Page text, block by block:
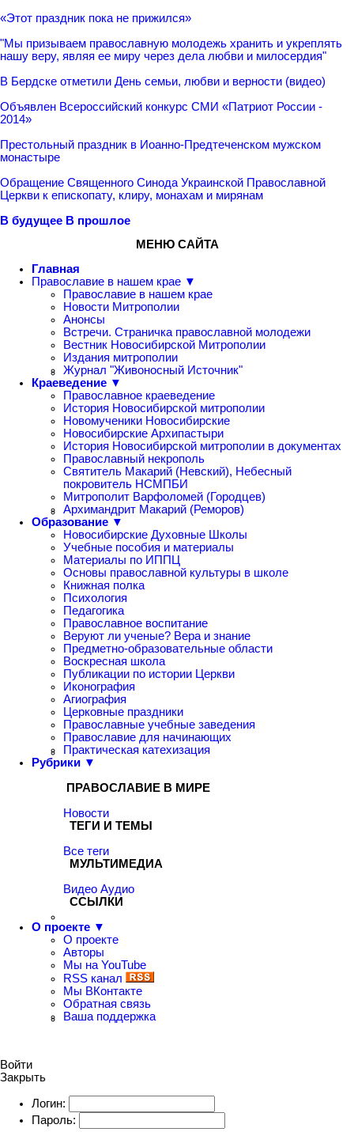
«Этот праздник пока не прижился»
"Мы призываем православную молодежь хранить и укреплять
нашу веру, являя ее миру через дела любви и милосердия"
В Бердске отметили День семьи, любви и верности (видео)
Объявлен Всероссийский конкурс СМИ «Патриот России -
2014»
Престольный праздник в Иоанно-Предтеченском мужском
монастыре
Обращение Священного Синода Украинской Православной
Церкви к епископату, клиру, монахам и мирянам
В будущее В прошлое
МЕНЮ САЙТА
Главная
Православие в нашем крае ▼
Православие в нашем крае
Новости Митрополии
Анонсы
Встречи. Страничка православной молодежи
Вестник Новосибирской Митрополии
Издания митрополии
Журнал "Живоносный Источник"
Краеведение ▼
Православное краеведение
История Новосибирской митрополии
Новомученики Новосибирские
Новосибирские Архипастыри
История Новосибирской митрополии в документах
Православный некрополь
Святитель Макарий (Невский), Небесный
покровитель НСМПБИ
Митрополит Варфоломей (Городцев)
Архимандрит Макарий (Реморов)
Образование ▼
Новосибирские Духовные Школы
Учебные пособия и материалы
Материалы по ИППЦ
Основы православной культуры в школе
Книжная полка
Психология
Педагогика
Православное воспитание
Веруют ли ученые? Вера и знание
Предметно-образовательные области
Воскресная школа
Публикации по истории Церкви
Иконография
Агиография
Церковные праздники
Православные учебные заведения
Православие для начинающих
Практическая катехизация
Рубрики ▼
ПРАВОСЛАВИЕ В МИРЕ
Новости
ТЕГИ И ТЕМЫ
Все теги
МУЛЬТИМЕДИА
Видео Аудио
ССЫЛКИ
О проекте ▼
О проекте
Авторы
Мы на YouTube
RSS канал
Мы ВКонтакте
Обратная связь
Ваша поддержка
Войти
Закрыть
Логин:
Пароль: